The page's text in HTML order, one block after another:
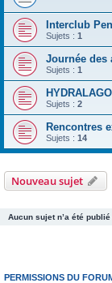
Interclub
Sujets : 1
Journée des
Sujets : 1
Sujets : 2
Rencontres
Sujets : 14
Nouveau sujet
Aucun sujet n’a été
PERMISSIONS DU